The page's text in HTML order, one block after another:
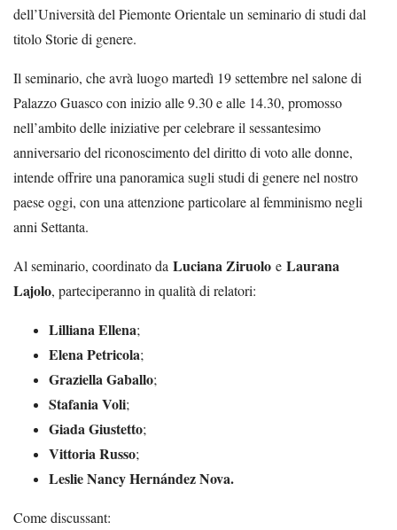
dell’Università del Piemonte Orientale un seminario di studi dal
titolo Storie di genere.
Il seminario, che avrà luogo martedì 19 settembre nel salone di
Palazzo Guasco con inizio alle 9.30 e alle 14.30, promosso
nell’ambito delle iniziative per celebrare il sessantesimo
anniversario del riconoscimento del diritto di voto alle donne,
intende offrire una panoramica sugli studi di genere nel nostro
paese oggi, con una attenzione particolare al femminismo negli
anni Settanta.
Al seminario, coordinato da Luciana Ziruolo e Laurana
Lajolo, parteciperanno in qualità di relatori:
Lilliana Ellena;
Elena Petricola;
Graziella Gaballo;
Stafania Voli;
Giada Giustetto;
Vittoria Russo;
Leslie Nancy Hernández Nova.
Come discussant: